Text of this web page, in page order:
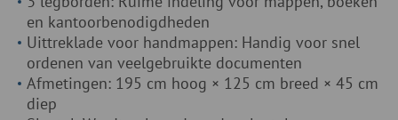
en kantoorbenodigdheden
Uittreklade voor handmappen: Handig voor snel
ordenen van veelgebruikte documenten
Afmetingen: 195 cm hoog × 125 cm breed × 45 cm
diep